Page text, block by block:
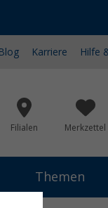
Blog Karriere Hilfe
Filialen Merkzettel
Themen